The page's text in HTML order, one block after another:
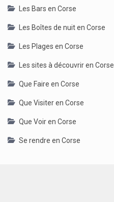
Les Bars en Corse
Les Boîtes de nuit en Corse
Les Plages en Corse
Les sites à découvrir en Corse
Que Faire en Corse
Que Visiter en Corse
Que Voir en Corse
Se rendre en Corse